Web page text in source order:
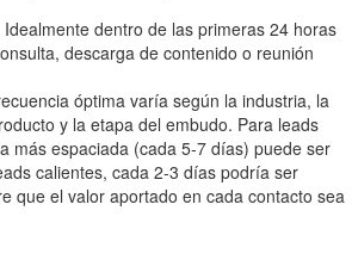
Idealmente dentro de las primeras 24 horas
descarga de contenido o reunión
óptima varía según la industria, la
y la etapa del embudo. Para leads
más espaciada (cada 5-7 días) puede ser
calientes, cada 2-3 días podría ser
que el valor aportado en cada contacto sea